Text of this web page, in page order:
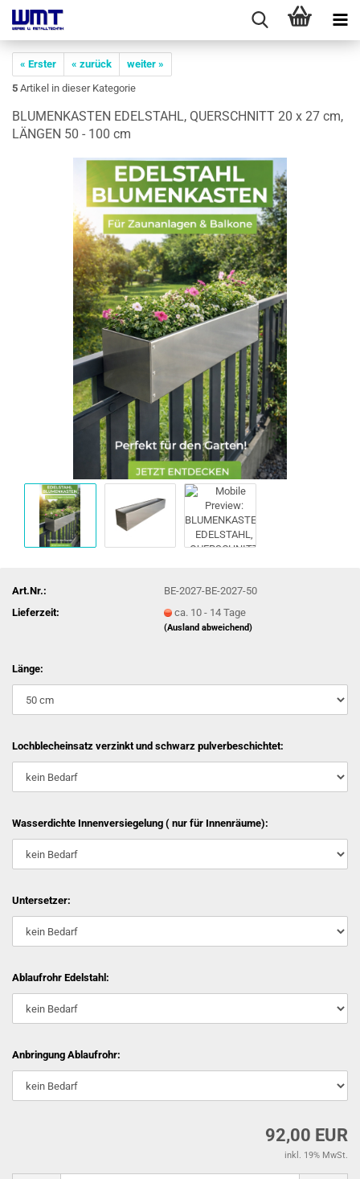
« Erster « zurück
weiter »
5 Artikel in dieser Kategorie
BLU­MEN­KAS­TEN EDEL­STAHL, QUER­SCHNITT 20 x 27 cm,
LÄN­GEN 50 - 100 cm
Art.Nr.:
BE-2027-BE-2027-50
Lieferzeit:
ca. 10 - 14 Tage
(Ausland abweichend)
Länge:
Lochblecheinsatz verzinkt und schwarz pulverbeschichtet:
Wasserdichte Innenversiegelung ( nur für Innenräume):
Untersetzer:
Ablaufrohr Edelstahl:
Anbringung Ablaufrohr:
92,00 EUR
inkl. 19% MwSt.